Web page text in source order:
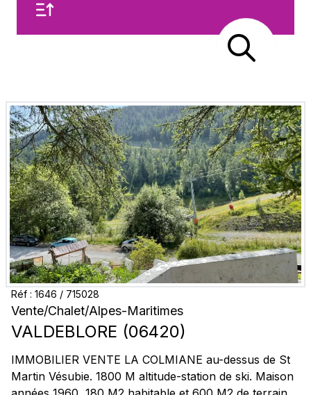
Réf : 1646 / 715028
Vente/Chalet/Alpes-Maritimes
VALDEBLORE (06420)
IMMOBILIER VENTE LA COLMIANE au-dessus de St
Martin Vésubie. 1800 M altitude-station de ski. Maison